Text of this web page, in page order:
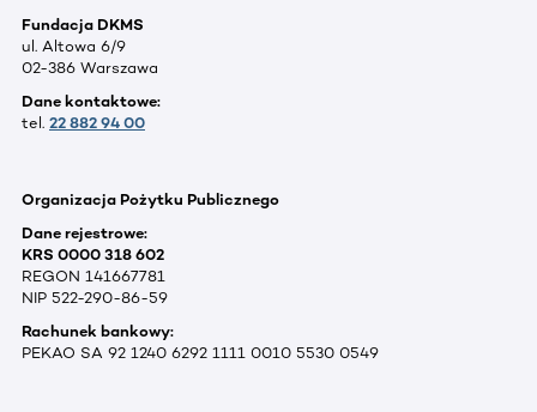
Fundacja DKMS
ul. Altowa 6/9
02-386 Warszawa
Dane kontaktowe:
tel. 22 882 94 00
Organizacja Pożytku Publicznego
Dane rejestrowe:
KRS 0000 318 602
REGON 141667781
NIP 522-290-86-59
Rachunek bankowy:
PEKAO SA 92 1240 6292 1111 0010 5530 0549